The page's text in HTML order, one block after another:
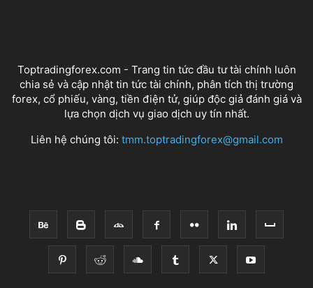
Toptradingforex.com - Trang tin tức đầu tư tài chính luôn
chia sẻ và cập nhật tin tức tài chính, phân tích thị trường
forex, cổ phiếu, vàng, tiền điện tử, giúp độc giả đánh giá và
lựa chọn dịch vụ giao dịch uy tín nhất.
Liên hệ chúng tôi: tmm.toptradingforex@gmail.com